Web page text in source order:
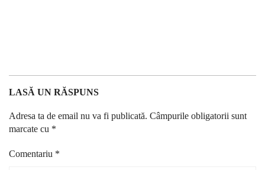
LASĂ UN RĂSPUNS
Adresa ta de email nu va fi publicată. Câmpurile obligatorii sunt
marcate cu *
Comentariu *